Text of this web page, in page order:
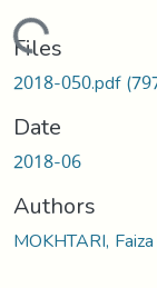
Loading...
Files
2018-050.pdf
Date
2018-06
Authors
MOKHTARI, Faiza